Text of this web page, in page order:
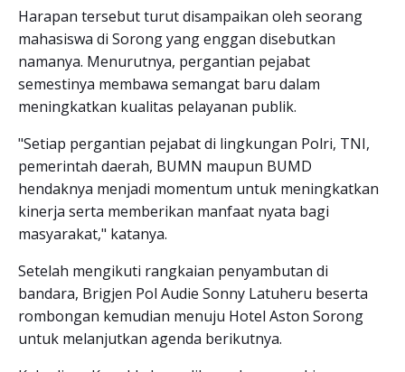
Harapan tersebut turut disampaikan oleh seorang
mahasiswa di Sorong yang enggan disebutkan
namanya. Menurutnya, pergantian pejabat
semestinya membawa semangat baru dalam
meningkatkan kualitas pelayanan publik.
"Setiap pergantian pejabat di lingkungan Polri, TNI,
pemerintah daerah, BUMN maupun BUMD
hendaknya menjadi momentum untuk meningkatkan
kinerja serta memberikan manfaat nyata bagi
masyarakat," katanya.
Setelah mengikuti rangkaian penyambutan di
bandara, Brigjen Pol Audie Sonny Latuheru beserta
rombongan kemudian menuju Hotel Aston Sorong
untuk melanjutkan agenda berikutnya.